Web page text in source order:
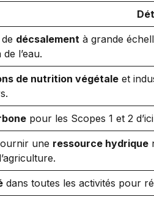
décsalement à grande
l’eau.
de nutrition végétale et
pour les Scopes 1 et 2
une ressource hydrique
dans toutes les activités pour